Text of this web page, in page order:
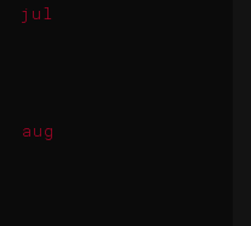
jul
aug